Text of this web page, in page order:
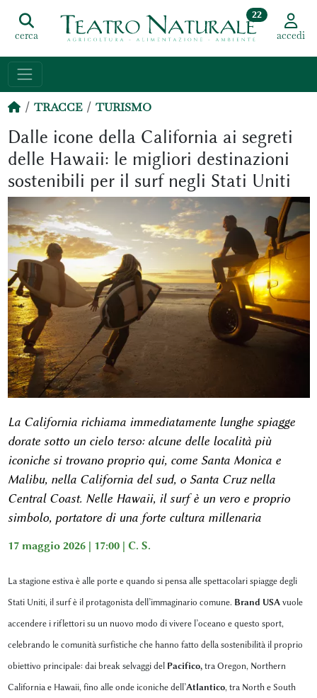
cerca
22
accedi
TRACCE TURISMO
Dalle icone della California ai segreti
delle Hawaii: le migliori destinazioni
sostenibili per il surf negli Stati Uniti
La California richiama immediatamente lunghe spiagge
dorate sotto un cielo terso: alcune delle località più
iconiche si trovano proprio qui, come Santa Monica e
Malibu, nella California del sud, o Santa Cruz nella
Central Coast. Nelle Hawaii, il surf è un vero e proprio
simbolo, portatore di una forte cultura millenaria
17 maggio 2026 | 17:00 | C. S.
La stagione estiva è alle porte e quando si pensa alle spettacolari spiagge degli
Stati Uniti, il surf è il protagonista dell’immaginario comune. Brand USAvuole
accendere i riflettori su un nuovo modo di vivere l’oceano e questo sport,
celebrando le comunità surfistiche che hanno fatto della sostenibilità il proprio
obiettivo principale: dai break selvaggi del Pacifico, tra Oregon, Northern
California e Hawaii, fino alle onde iconiche dell’Atlantico, tra North e South